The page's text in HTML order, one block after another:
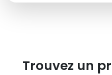
Trouvez un